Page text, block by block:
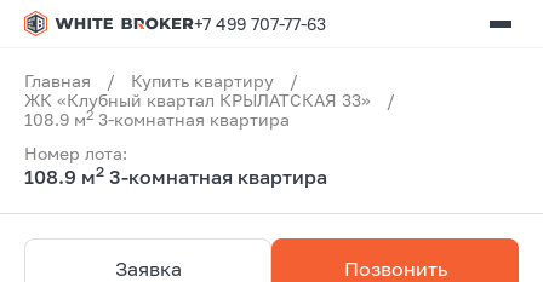
+7 499 707-77-63
Главная / Купить квартиру
/
ЖК «Клубный квартал КРЫЛАТСКАЯ 33»
/
108.9 м2 3-комнатная квартира
Номер лота:
108.9 м2 3-комнатная квартира
Заявка Позвонить